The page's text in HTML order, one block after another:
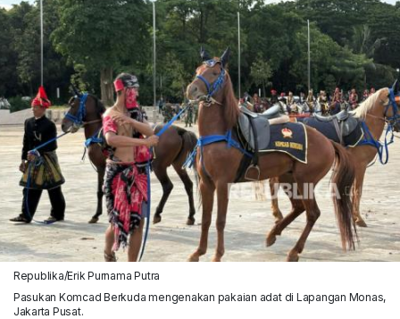
Republika/Erik Purnama Putra
Pasukan Komcad Berkuda mengenakan pakaian adat di Lapangan Monas,
Jakarta Pusat.